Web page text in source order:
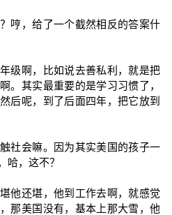
哼，给了一个截然相反的答案什
级啊，比如说去善私利，就是把
。其实最重要的是学习习惯了，
后呢，到了后面四年，把它放到
社会嘛。因为其实美国的孩子一
哈，这不？
他还堪，他到工作去啊，就感觉
那美国没有，基本上那大雪，他